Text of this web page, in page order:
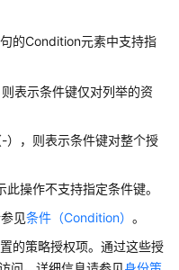
的Condition元素中支持指
表示条件键仅对列举的资
），则表示条件键对整个授
操作不支持指定条件键。
见条件（Condition） 。
的策略授权项。通过这些授